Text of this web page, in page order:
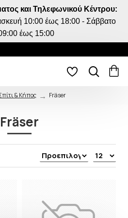
και Τηλεφωνικού Κέντρου:
10:00 έως 18:00 - Σάββατο
έως 15:00
& Κήπος Fräser
Fräser